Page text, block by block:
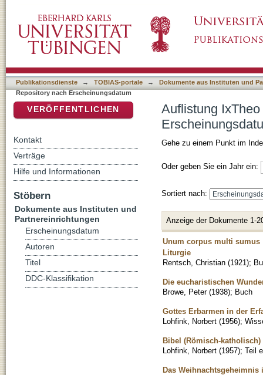
Publikationsdienste → TOBIAS-portale →
Dokumente aus Instituten und
Repository nach Erscheinungsdatum
Auflistung
Gehe zu einem Punkt im
Oder geben Sie ein Jahr ein:
Sortiert nach:
Anzeige der Dokumente 1-
Unum corpus multi sumus
Liturgie
Rentsch, Christian (1921 );
Die eucharistischen
Browe, Peter (1938); Buch
Gottes Erbarmen in der
Lohfink, Norbert (1956);
Bibel (Römisch-katholisch)
Lohfink, Norbert (1957); Teil
Das
VERÖFFENTLICHEN
Kontakt
Verträge
Hilfe und Informationen
Stöbern
Dokumente aus Instituten und
Partnereinrichtungen
Erscheinungsdatum
Autoren
Titel
DDC-Klassifikation